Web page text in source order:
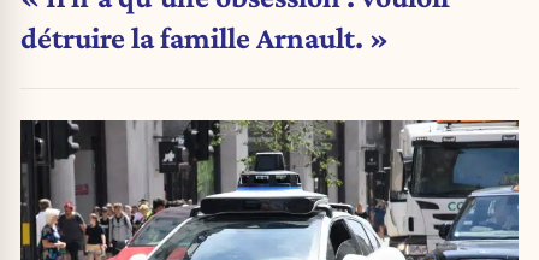
détruire la famille Arnault. »